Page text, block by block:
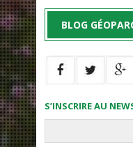
BLOG
S’INSCRIRE AU